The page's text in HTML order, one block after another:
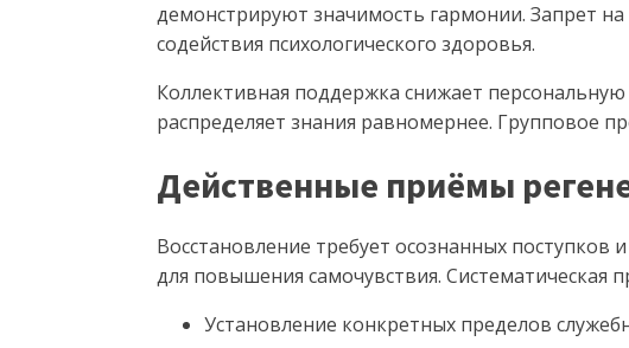
демонстрируют значимость гармонии. Запрет
содействия психологического здоровья.
Коллективная поддержка снижает
распределяет знания равномернее. Групповое
Действенные приёмы
Восстановление требует осознанных поступков
для повышения самочувствия. Систематическая
Установление конкретных пределов